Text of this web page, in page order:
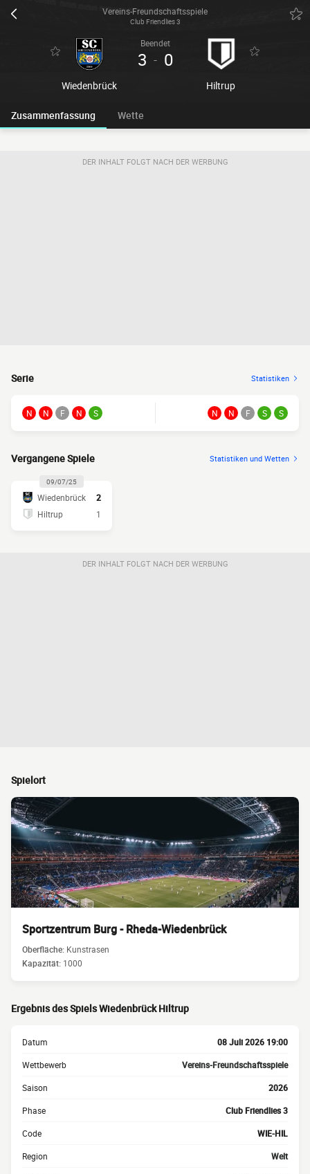
Vereins-Freundschaftsspiele
Club Friendlies 3
Wiedenbrück
Beendet
3 - 0
Hiltrup
Zusammenfassung Wette
DER INHALT FOLGT NACH DER WERBUNG
Serie Statistiken
N N F N S N N F S S
Vergangene Spiele Statistiken und Wetten
09/07/25
Wiedenbrück
2
Hiltrup
1
DER INHALT FOLGT NACH DER WERBUNG
Spielort
Sportzentrum Burg - Rheda-Wiedenbrück
Oberfläche: Kunstrasen
Kapazität: 1000
Ergebnis des Spiels Wiedenbrück Hiltrup
Datum 08 Juli 2026 19:00
Wettbewerb Vereins-Freundschaftsspiele
Saison 2026
Phase Club Friendlies 3
Code WIE-HIL
Region Welt